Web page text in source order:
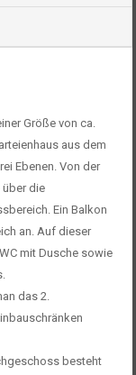
Größe von ca.
aus dem
Ebenen. Von der
über die
Ein Balkon
an. Auf dieser
mit Dusche sowie
das 2.
besteht